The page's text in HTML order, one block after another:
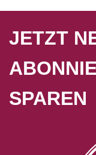
JETZT
SPAREN